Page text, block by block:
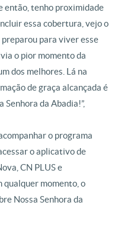
então, tenho proximidade
essa cobertura, vejo o
para viver esse
o pior momento da
dos melhores. Lá na
de graça alcançada é
Senhora da Abadia!”,
o programa
o aplicativo de
CN PLUS e
qualquer momento, o
Nossa Senhora da